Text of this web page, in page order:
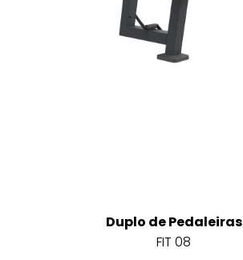
Duplo de Pedaleiras
FIT 08